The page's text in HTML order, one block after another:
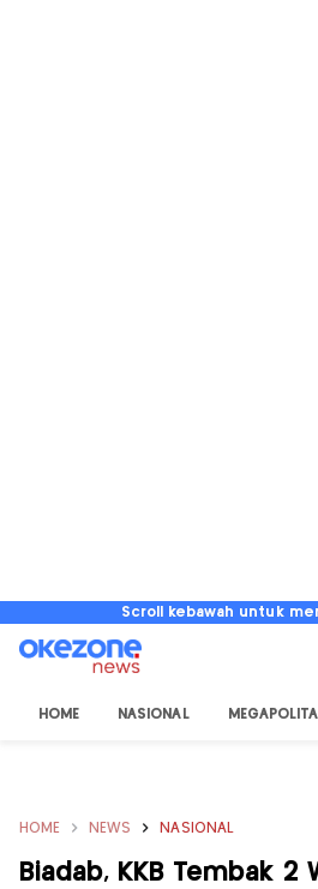
Scroll kebawah untuk
HOME NASIONAL
HOME NEWS NASIONAL
Biadab, KKB Tembak 2